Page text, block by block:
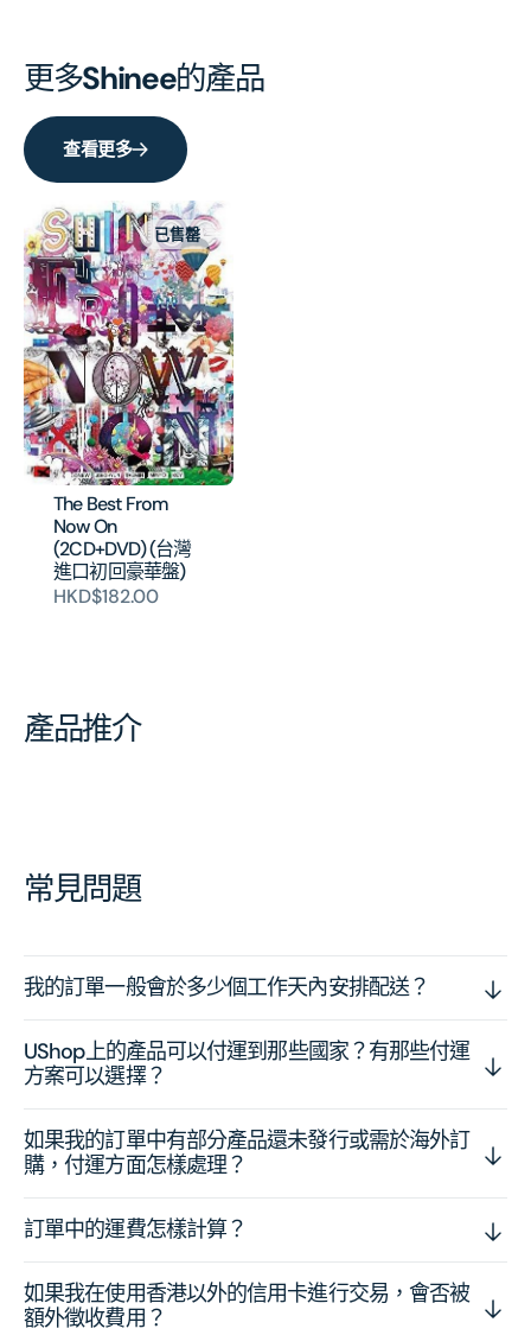
更多Shinee的產品
查看更多
The Best From
Now On
(2CD+DVD) (台灣
進口初回豪華盤)
HKD$182.00
已售罄
產品推介
常見問題
我的訂單一般會於多少個工作天內安排配送？
UShop上的產品可以付運到那些國家？有那些付運
方案可以選擇？
如果我的訂單中有部分產品還未發行或需於海外訂
購，付運方面怎樣處理？
訂單中的運費怎樣計算？
如果我在使用香港以外的信用卡進行交易，會否被
額外徵收費用？